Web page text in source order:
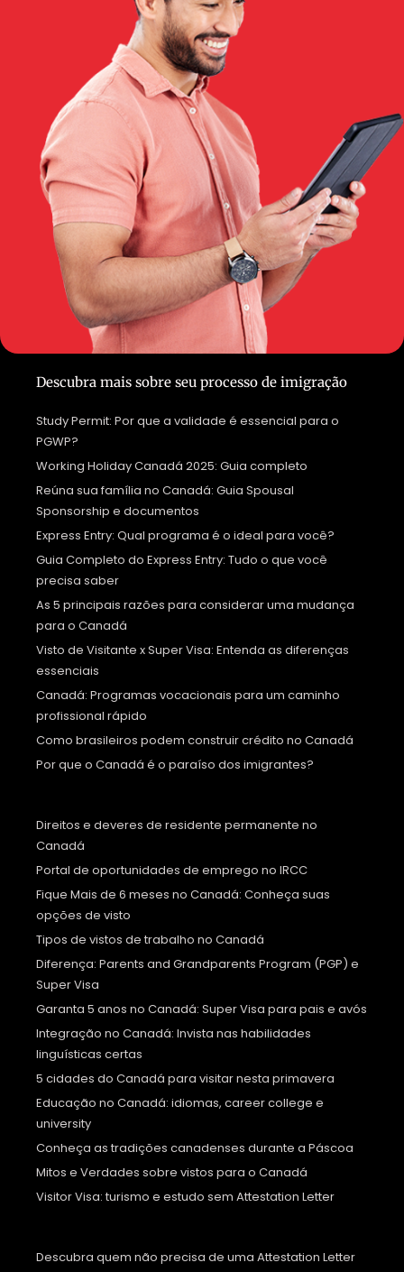
Descubra mais sobre seu processo de imigração
Study Permit: Por que a validade é essencial para o
PGWP?
Working Holiday Canadá 2025: Guia completo
Reúna sua família no Canadá: Guia Spousal
Sponsorship e documentos
Express Entry: Qual programa é o ideal para você?
Guia Completo do Express Entry: Tudo o que você
precisa saber
As 5 principais razões para considerar uma mudança
para o Canadá
Visto de Visitante x Super Visa: Entenda as diferenças
essenciais
Canadá: Programas vocacionais para um caminho
profissional rápido
Como brasileiros podem construir crédito no Canadá
Por que o Canadá é o paraíso dos imigrantes?
Direitos e deveres de residente permanente no
Canadá
Portal de oportunidades de emprego no IRCC
Fique Mais de 6 meses no Canadá: Conheça suas
opções de visto
Tipos de vistos de trabalho no Canadá
Diferença: Parents and Grandparents Program (PGP) e
Super Visa
Garanta 5 anos no Canadá: Super Visa para pais e avós
Integração no Canadá: Invista nas habilidades
linguísticas certas
5 cidades do Canadá para visitar nesta primavera
Educação no Canadá: idiomas, career college e
university
Conheça as tradições canadenses durante a Páscoa
Mitos e Verdades sobre vistos para o Canadá
Visitor Visa: turismo e estudo sem Attestation Letter
Descubra quem não precisa de uma Attestation Letter